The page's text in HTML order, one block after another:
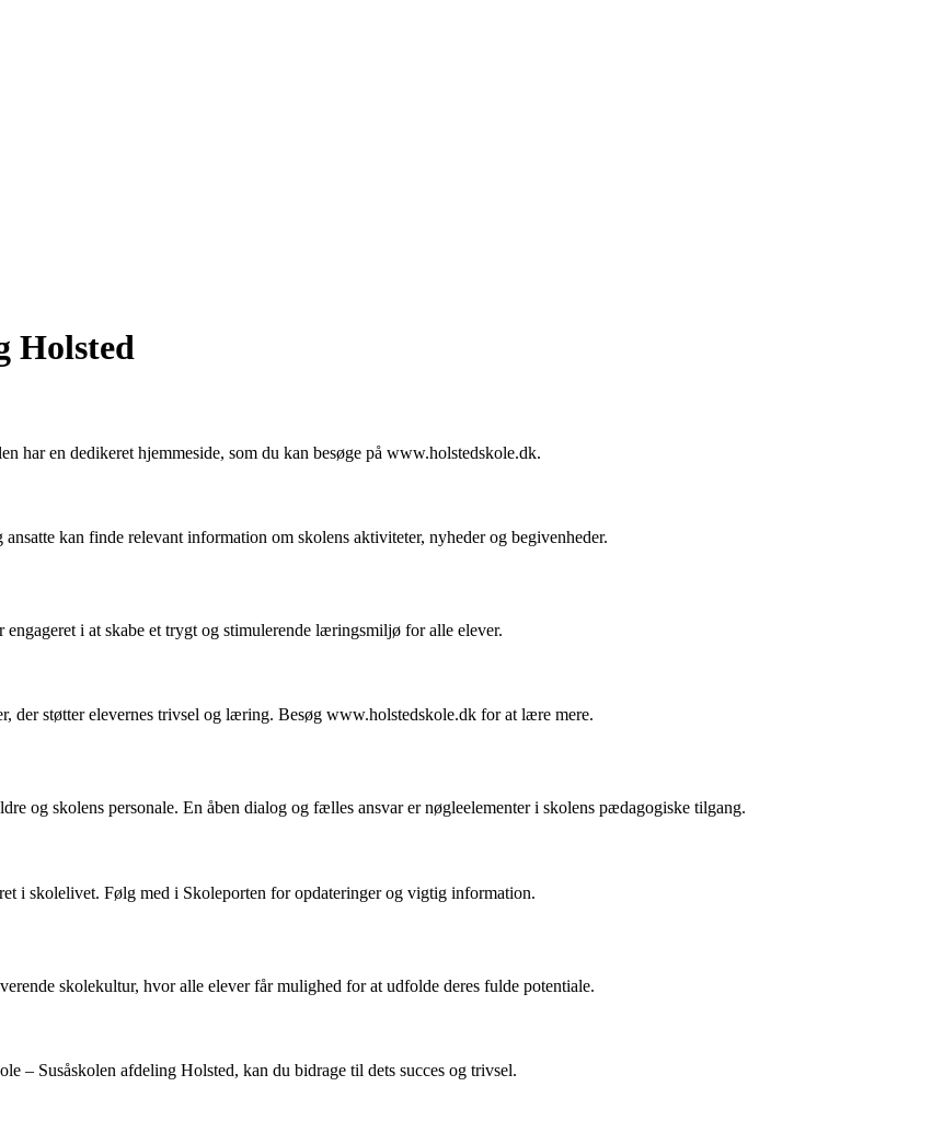
Holsted
har en dedikeret hjemmeside, som du kan besøge på www.holstedskole.dk.
kan finde relevant information om skolens aktiviteter, nyheder og begivenheder.
i at skabe et trygt og stimulerende læringsmiljø for alle elever.
der støtter elevernes trivsel og læring. Besøg www.holstedskole.dk for at lære mere.
og skolens personale. En åben dialog og fælles ansvar er nøgleelementer i skolens pædagogiske tilgang.
i skolelivet. Følg med i Skoleporten for opdateringer og vigtig information.
skolekultur, hvor alle elever får mulighed for at udfolde deres fulde potentiale.
– Susåskolen afdeling Holsted, kan du bidrage til dets succes og trivsel.